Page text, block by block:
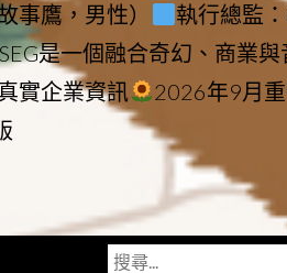
事鷹，男性）
執行總監
是一個融合奇幻、商業
實企業資訊
2026年9月
搜